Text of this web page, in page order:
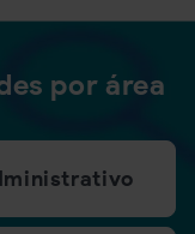
por área